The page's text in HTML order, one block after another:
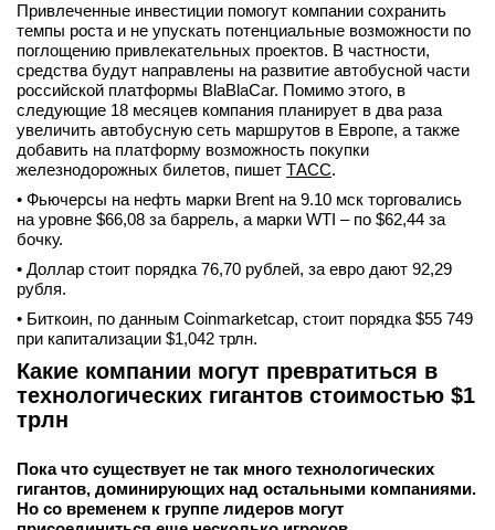
Привлеченные инвестиции помогут компании сохранить
темпы роста и не упускать потенциальные возможности по
поглощению привлекательных проектов. В частности,
средства будут направлены на развитие автобусной части
российской платформы BlaBlaCar. Помимо этого, в
следующие 18 месяцев компания планирует в два раза
увеличить автобусную сеть маршрутов в Европе, а также
добавить на платформу возможность покупки
железнодорожных билетов, пишет ТАСС.
• Фьючерсы на нефть марки Brent на 9.10 мск торговались
на уровне $66,08 за баррель, а марки WTI – по $62,44 за
бочку.
• Доллар стоит порядка 76,70 рублей, за евро дают 92,29
рубля.
• Биткоин, по данным Coinmarketcap, стоит порядка $55 749
при капитализации $1,042 трлн.
Какие компании могут превратиться в
технологических гигантов стоимостью $1
трлн
Пока что существует не так много технологических
гигантов, доминирующих над остальными компаниями.
Но со временем к группе лидеров могут